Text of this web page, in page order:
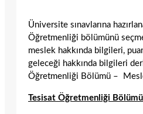
Üniversite sınavlarına
Öğretmenliği bölümünü
meslek hakkında bilgileri,
geleceği hakkında bilgileri
Öğretmenliği Bölümü –
Tesisat Öğretmenliği Bölümü